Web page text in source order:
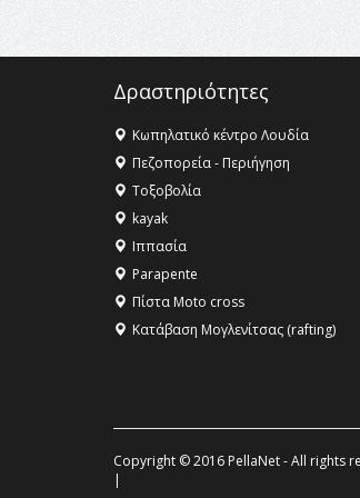
Δραστηριότητες
Κωπηλατικό κέντρο Λουδία
Πεζοπορεία - Περιήγηση
Τοξοβολία
kayak
Ιππασία
Parapente
Πίστα Moto cross
Κατάβαση Μογλενίτσας (rafting)
Copyright © 2016 PellaNet - All rights
|